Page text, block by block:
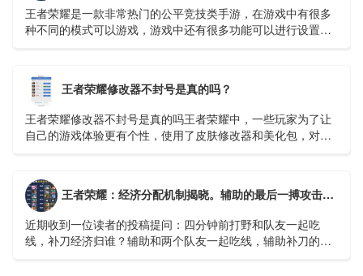
王者荣耀是一款非常热门的公平竞技类手游，在游戏中有很多
种不同的模式可以游戏，游戏中还有很多功能可以进行设置，
王者荣耀修改器不封号是真的吗？
王者荣耀修改器不封号是真的吗王者荣耀中，一些玩家为了让
自己的游戏体验更有个性，使用了皮肤修改器和美化包，对于
王者荣耀：经济分配机制揭晓。辅助的最后一搏攻击有什么好处吗？ - 哔哩哔哩
近期收到一位读者的投稿提问：四分钟前打野和队友一起吃
线，补刀经济归谁？辅助和两个队友一起吃线，辅助补刀的话